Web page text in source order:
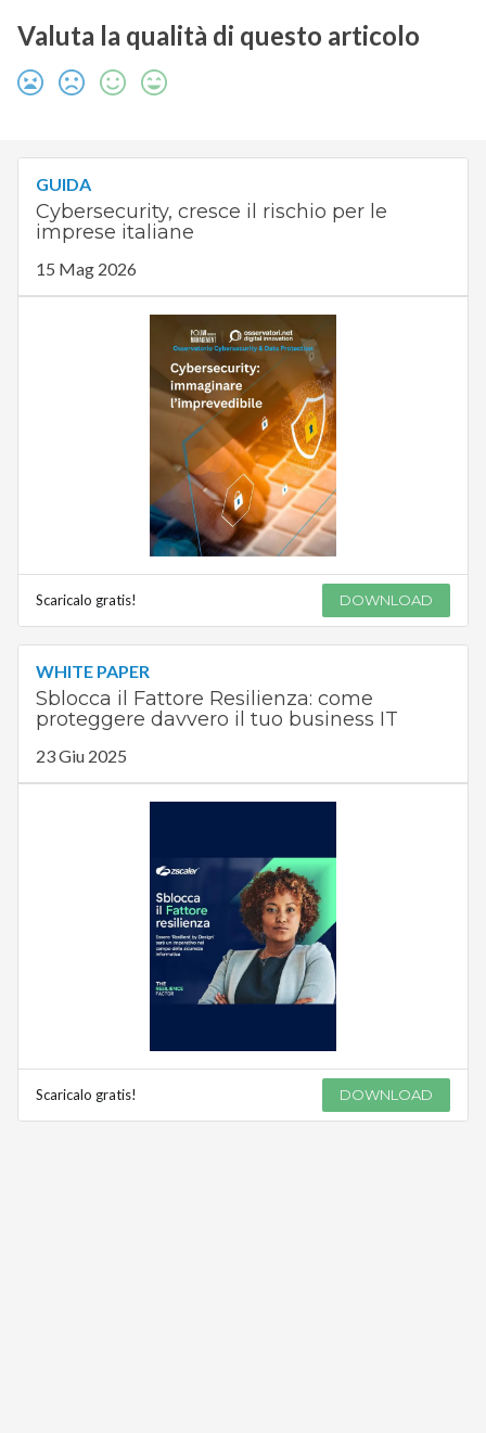
Valuta la qualità di questo articolo
GUIDA
Cybersecurity, cresce il rischio per le
imprese italiane
15 Mag 2026
Scaricalo gratis! DOWNLOAD
WHITE PAPER
Sblocca il Fattore Resilienza: come
proteggere davvero il tuo business IT
23 Giu 2025
Scaricalo gratis! DOWNLOAD